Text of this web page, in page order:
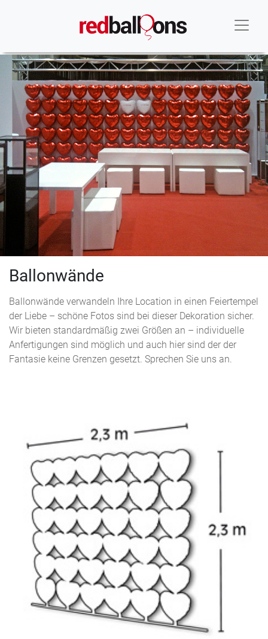
Ballonwände
Ballonwände verwandeln Ihre Location in einen Feiertempel
der Liebe – schöne Fotos sind bei dieser Dekoration sicher.
Wir bieten standardmäßig zwei Größen an – individuelle
Anfertigungen sind möglich und auch hier sind der der
Fantasie keine Grenzen gesetzt. Sprechen Sie uns an.